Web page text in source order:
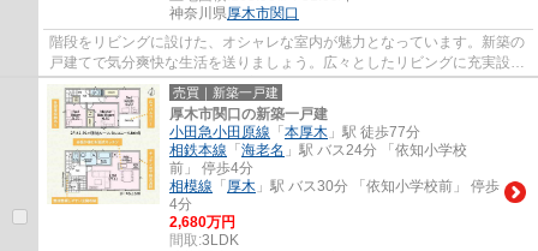
神奈川県厚木市関口
階段をリビングに設けた、オシャレな室内が魅力となっています。新築の
戸建てで気分爽快な生活を送りましょう。広々としたリビングに充実設備
のキッチンを備えた4LDK。浴室乾燥機のあ...
売買｜新築一戸建
厚木市関口の新築一戸建
小田急小田原線 「 本厚木 」駅 徒歩77分
相鉄本線 「 海老名 」駅 バス24分 「依知小学校
前」 停歩4分
相模線 「 厚木 」駅 バス30分 「依知小学校前」 停歩
4分
2,680万円
間取:3LDK